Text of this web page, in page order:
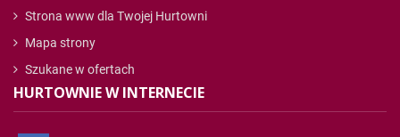
Strona www dla Twojej Hurtowni
Mapa strony
Szukane w ofertach
HURTOWNIE W INTERNECIE